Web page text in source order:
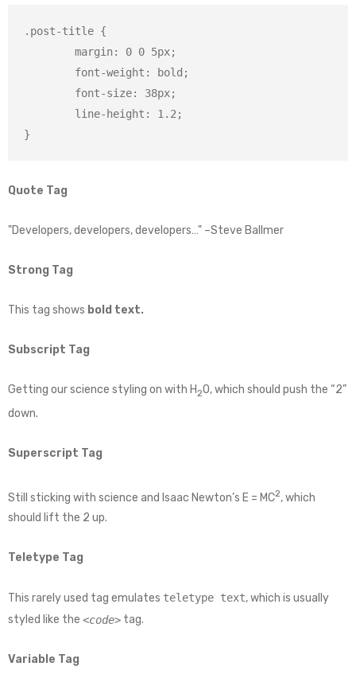
.post-title {
}
Quote Tag
Developers, developers, developers… –Steve Ballmer
Strong Tag
This tag shows bold text.
Subscript Tag
Getting our science styling on with H2O, which should push the “2”
down.
Superscript Tag
Still sticking with science and Isaac Newton’s E = MC2, which
should lift the 2 up.
Teletype Tag
This rarely used tag emulates teletype text, which is usually
styled like the <code> tag.
Variable Tag